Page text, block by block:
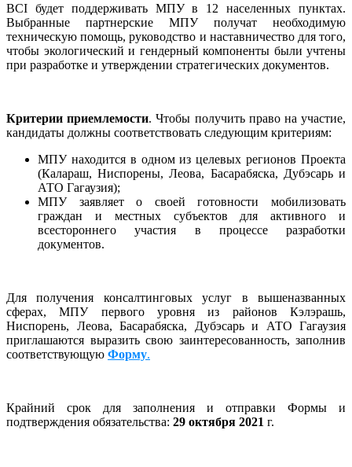
BCI будет поддерживать МПУ в 12 населенных пунктах.
Выбранные партнерские МПУ получат необходимую
техническую помощь, руководство и наставничество для того,
чтобы экологический и гендерный компоненты были учтены
при разработке и утверждении стратегических документов.
Критерии приемлемости. Чтобы получить право на участие,
кандидаты должны соответствовать следующим критериям:
МПУ находится в одном из целевых регионов Проекта
(Калараш, Ниспорены, Леова, Басарабяска, Дубэсарь и
АТО Гагаузия);
МПУ заявляет о своей готовности мобилизовать
граждан и местных субъектов для активного и
всестороннего участия в процессе разработки
документов.
Для получения консалтинговых услуг в вышеназванных
сферах, МПУ первого уровня из районов Кэлэрашь,
Ниспорень, Леова, Басарабяска, Дубэсарь и АТО Гагаузия
приглашаются выразить свою заинтересованность, заполнив
соответствующую Форму.
Крайний срок для заполнения и отправки Формы и
подтверждения обязательства: 29 октября 2021 г.